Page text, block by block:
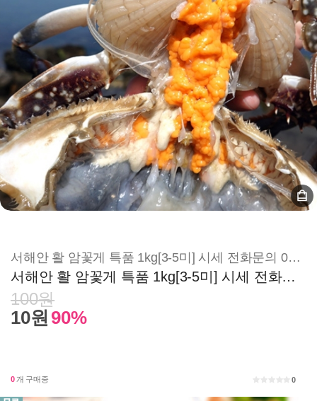
서해안 활 암꽃게 특품 1kg[3-5미] 시세 전화문의 010-9074-8877
서해안 활 암꽃게 특품 1kg[3-5미] 시세 전화문의 010-9074-8877
100원
10원 90%
0 개 구매중 0